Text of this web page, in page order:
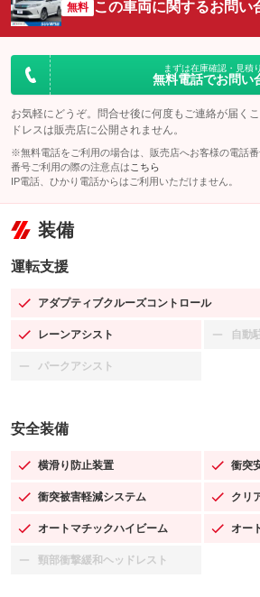
無料 この車両に関するお問い
まずは在庫確認・見積
無料電話でお問い
お気軽にどうぞ。問合せ後に何度もご連絡が届く
ドレスは販売店に公開されません。
※無料電話をご利用の場合は、販売店へお客様の電話
番号ご利用の際の注意点は こちら
IP電話、ひかり電話からはご利用いただけません。
装備
運転支援
アダプティブクルーズコントロール
：装備あり
レーンアシスト
：装備あり 自動
：装
パークアシスト
：装備なし
安全装備
横滑り防止装置
：装備あり 衝突
：装
衝突被害軽減システム
：装備あり クリ
：装
オートマチックハイビーム
：装備あり オー
：装
頸部衝撃緩和ヘッドレスト
：装備なし